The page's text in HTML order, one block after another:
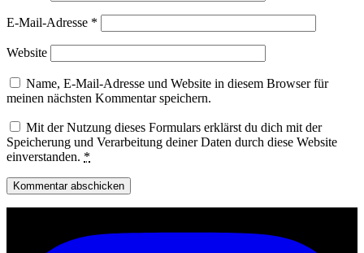
E-Mail-Adresse *
Website
Name, E-Mail-Adresse und Website in diesem Browser für
meinen nächsten Kommentar speichern.
Mit der Nutzung dieses Formulars erklärst du dich mit der
Speicherung und Verarbeitung deiner Daten durch diese Website
einverstanden. *